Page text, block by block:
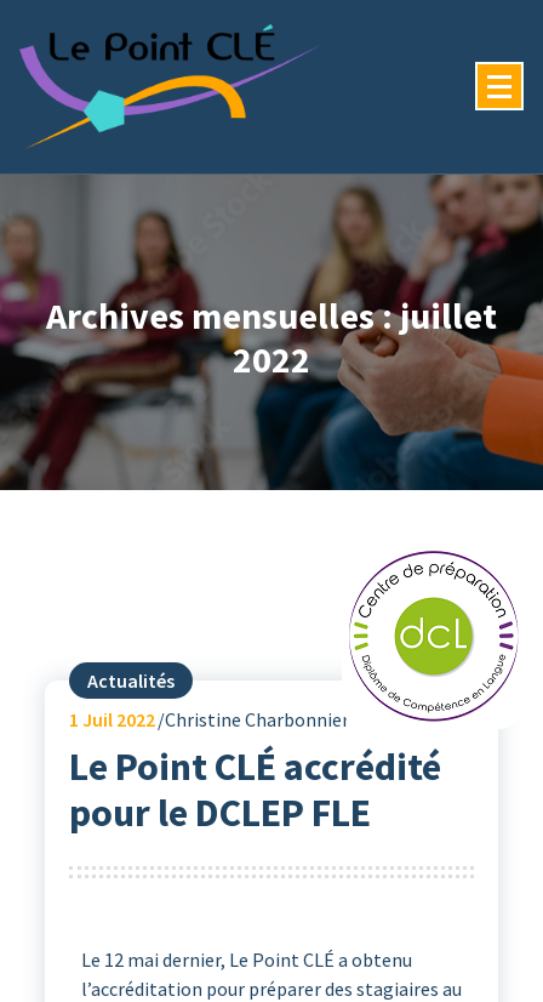
Archives mensuelles : juillet
2022
Actualités
1 Juil 2022 Christine Charbonnier
Le Point CLÉ accrédité
pour le DCLEP FLE
Le 12 mai dernier, Le Point CLÉ a obtenu
l’accréditation pour préparer des stagiaires au